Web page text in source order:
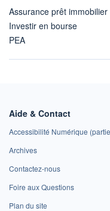
Assurance prêt immobilier
Investir en bourse
PEA
Aide & Contact
Accessibilité Numérique
Archives
Contactez-nous
Foire aux Questions
Plan du site